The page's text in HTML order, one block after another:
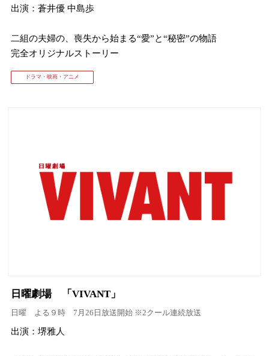
出演：蒼井優 中島歩
⼆組の夫婦の、喪失から始まる“愛”と“秘密”の物語
完全オリジナルストーリー
ドラマ・映画・アニメ
日曜劇場 「VIVANT」
日曜 よる９時 7月26日放送開始 ※2クール連続放送
出演：堺雅人